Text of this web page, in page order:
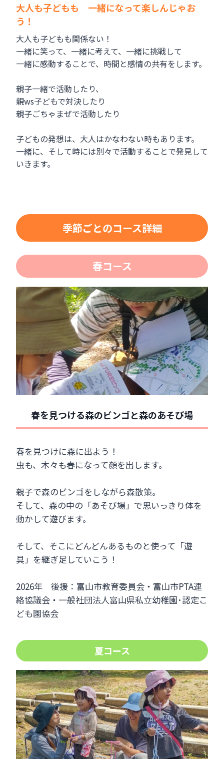
大人も子どもも 一緒になって楽しんじゃお
う！
大人も子どもも関係ない！
一緒に笑って、一緒に考えて、一緒に挑戦して
一緒に感動することで、時間と感情の共有をします。
親子一緒で活動したり、
親ws子どもで対決したり
親子ごちゃまぜで活動したり
子どもの発想は、大人はかなわない時もあります。
一緒に、そして時には別々で活動することで発見して
いきます。
季節ごとのコース詳細
春コース
春を見つける森のビンゴと森のあそび場
春を見つけに森に出よう！
虫も、木々も春になって顔を出します。
親子で森のビンゴをしながら森散策。
そして、森の中の「あそび場」で思いっきり体を
動かして遊びます。
そして、そこにどんどんあるものと使って「遊
具」を継ぎ足していこう！
2026年 後援：富山市教育委員会・富山市PTA連
絡協議会・一般社団法人富山県私立幼稚園･認定こ
ども園協会
夏コース